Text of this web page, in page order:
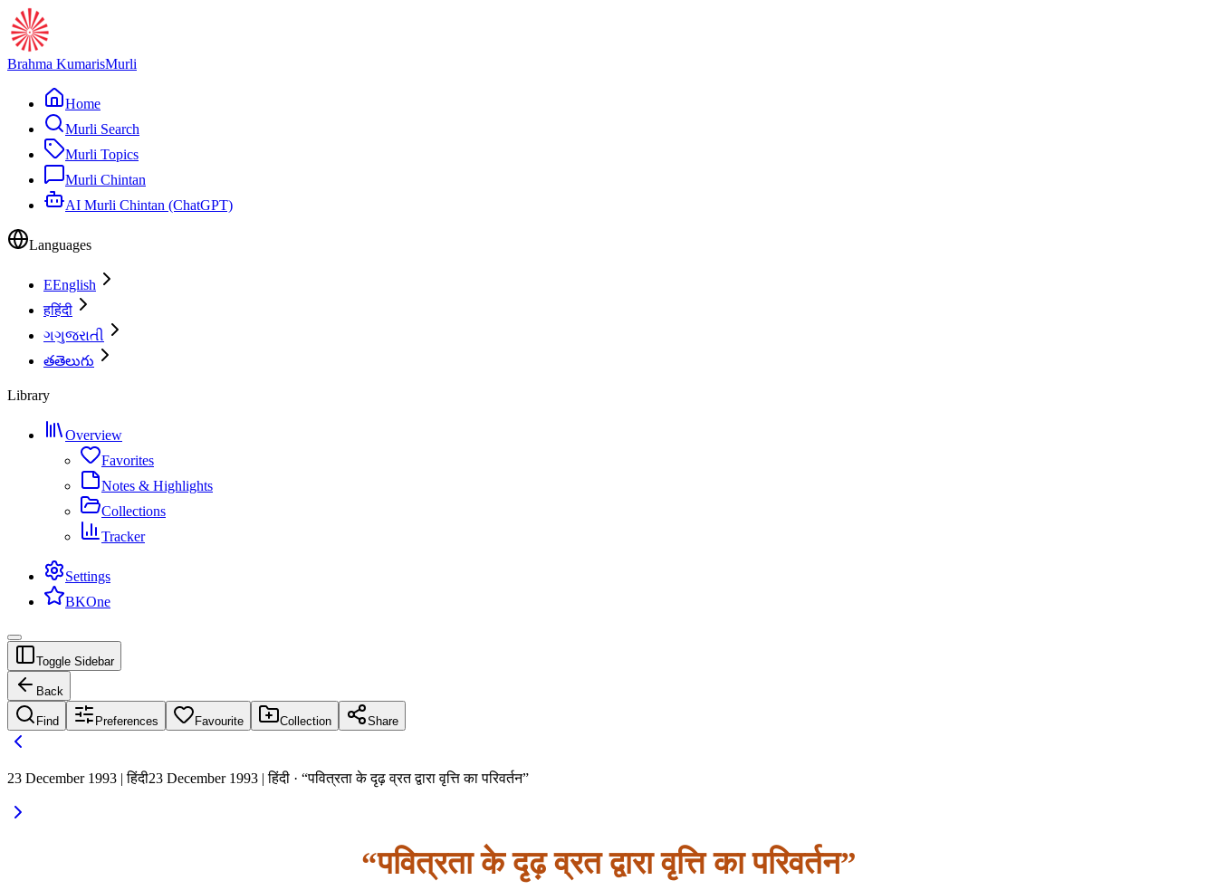
Brahma KumarisMurli
Home
Murli Search
Murli Topics
Murli Chintan
AI Murli Chintan (ChatGPT)
Languages
EEnglish
हहिंदी
ગગુજરાતી
తతెలుగు
Library
Overview
Favorites
Notes & Highlights
Collections
Tracker
Settings
BKOne
Toggle Sidebar
Back
Find Preferences Favourite Collection Share
23 December 1993 | हिंदी23 December 1993 | हिंदी · “पवित्रता के दृढ़ व्रत द्वारा वृत्ति का परिवर्तन”
“पवित्रता के दृढ़ व्रत द्वारा वृत्ति का परिवर्तन”